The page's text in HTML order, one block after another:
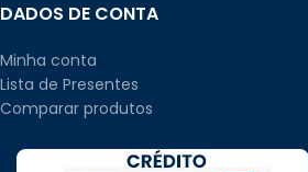
DADOS DE CONTA
Minha conta
Lista de Presentes
Comparar produtos